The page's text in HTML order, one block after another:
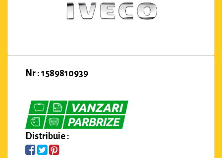
Nr : 1589810939
Distribuie :